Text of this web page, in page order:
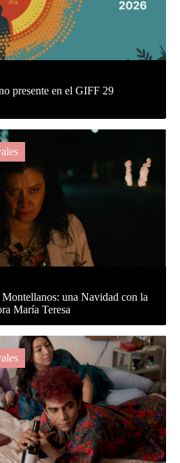
presente en el GIFF 29
Montellanos: una Navidad con la
María Teresa